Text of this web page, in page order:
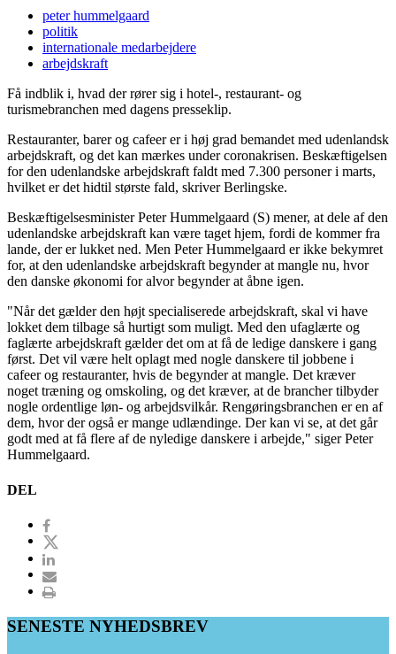
peter hummelgaard
politik
internationale medarbejdere
arbejdskraft
Få indblik i, hvad der rører sig i hotel-, restaurant- og
turismebranchen med dagens presseklip.
Restauranter, barer og cafeer er i høj grad bemandet med udenlandsk
arbejdskraft, og det kan mærkes under coronakrisen. Beskæftigelsen
for den udenlandske arbejdskraft faldt med 7.300 personer i marts,
hvilket er det hidtil største fald, skriver Berlingske.
Beskæftigelsesminister Peter Hummelgaard (S) mener, at dele af den
udenlandske arbejdskraft kan være taget hjem, fordi de kommer fra
lande, der er lukket ned. Men Peter Hummelgaard er ikke bekymret
for, at den udenlandske arbejdskraft begynder at mangle nu, hvor
den danske økonomi for alvor begynder at åbne igen.
"Når det gælder den højt specialiserede arbejdskraft, skal vi have
lokket dem tilbage så hurtigt som muligt. Med den ufaglærte og
faglærte arbejdskraft gælder det om at få de ledige danskere i gang
først. Det vil være helt oplagt med nogle danskere til jobbene i
cafeer og restauranter, hvis de begynder at mangle. Det kræver
noget træning og omskoling, og det kræver, at de brancher tilbyder
nogle ordentlige løn- og arbejdsvilkår. Rengøringsbranchen er en af
dem, hvor der også er mange udlændinge. Der kan vi se, at det går
godt med at få flere af de nyledige danskere i arbejde," siger Peter
Hummelgaard.
DEL
SENESTE NYHEDSBREV